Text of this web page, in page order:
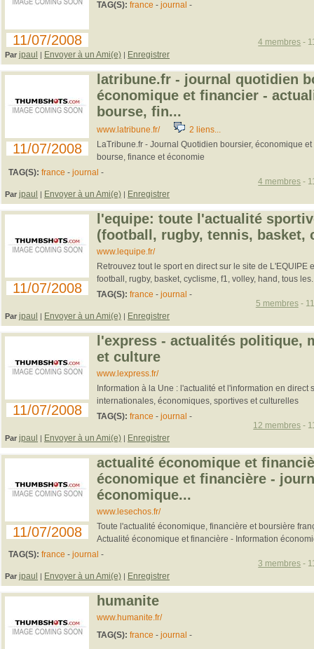
11/07/2008
TAG(S): france - journal -
Par jpaul | Envoyer à un Ami(e) | Enregistrer
4 membres -
11/07/2008
latribune.fr - journal quotidien
économique et financier -
bourse, fin...
www.latribune.fr/ 2 liens...
LaTribune.fr - Journal Quotidien boursier, économique
bourse, finance et économie
TAG(S): france - journal -
Par jpaul | Envoyer à un Ami(e) | Enregistrer
4 membres -
11/07/2008
l'equipe: toute l'actualité
(football, rugby, tennis, basket,
www.lequipe.fr/
Retrouvez tout le sport en direct sur le site de L'EQUIPE
football, rugby, basket, cyclisme, f1, volley, hand, tous
TAG(S): france - journal -
Par jpaul | Envoyer à un Ami(e) | Enregistrer
5 membres-
11/07/2008
l'express - actualités politique,
et culture
www.lexpress.fr/
Information à la Une : l'actualité et l'information en direct
internationales, économiques, sportives et culturelles
TAG(S): france - journal -
Par jpaul | Envoyer à un Ami(e) | Enregistrer
12 membres -
11/07/2008
actualité économique et
économique et financière -
économique...
www.lesechos.fr/
Toute l'actualité économique, financière et boursière
Actualité économique et financière - Information
TAG(S): france - journal -
Par jpaul | Envoyer à un Ami(e) | Enregistrer
3 membres -
humanite
www.humanite.fr/
TAG(S): france - journal -